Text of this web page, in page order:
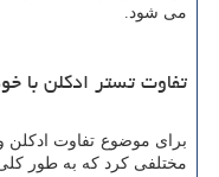
می شود.
تفاوت تستر ادکلن با
برای موضوع تفاوت ادکلن
مختلفی کرد که به طور کلی